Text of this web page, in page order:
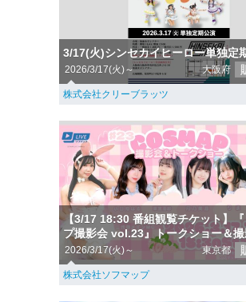
3/17(火)シンセカイヒーロー単独定
2026/3/17(火)～ 大阪府
株式会社クリーブラッツ
【3/17 18:30 番組観覧チケット】
プ撮影会 vol.23』トークショー＆
2026/3/17(火)～ 東京都
株式会社ソフマップ